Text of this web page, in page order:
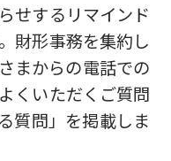
せするリマインド
財形事務を集約し
まからの電話での
くいただくご質問
質問」を掲載しま